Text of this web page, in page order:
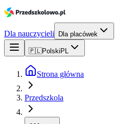
Dla nauczycieli Dla placówek
🇵🇱Polski PL
Strona główna
Przedszkola